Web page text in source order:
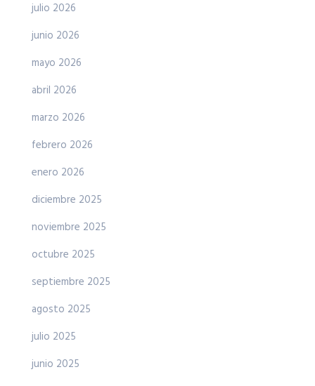
julio 2026
junio 2026
mayo 2026
abril 2026
marzo 2026
febrero 2026
enero 2026
diciembre 2025
noviembre 2025
octubre 2025
septiembre 2025
agosto 2025
julio 2025
junio 2025